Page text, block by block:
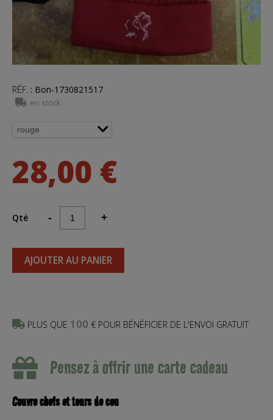
RÉF. : Bon-1730821517
en stock
28,00 €
Qté - +
AJOUTER AU PANIER
PLUS QUE 100 € POUR BÉNÉFICIER DE L'ENVOI GRATUIT
Pensez à offrir une carte cadeau
Couvre chefs et tours de cou